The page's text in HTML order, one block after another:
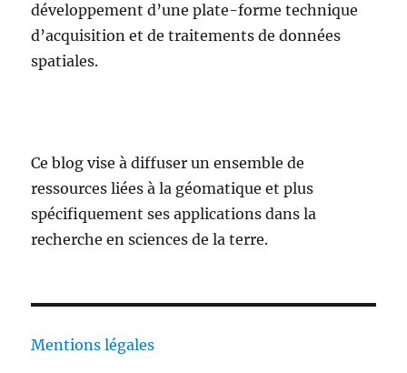
développement d’une plate-forme technique
d’acquisition et de traitements de données
spatiales.
Ce blog vise à diffuser un ensemble de
ressources liées à la géomatique et plus
spécifiquement ses applications dans la
recherche en sciences de la terre.
Mentions légales